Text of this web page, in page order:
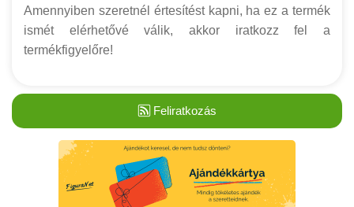
Amennyiben szeretnél értesítést kapni, ha ez a termék
ismét elérhetővé válik, akkor iratkozz fel a
termékfigyelőre!
Feliratkozás